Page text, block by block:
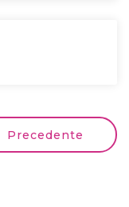
Precedente